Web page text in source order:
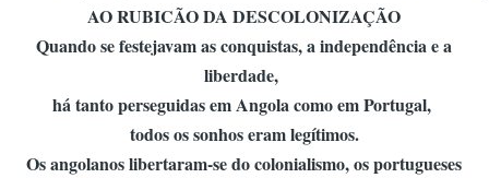
AO RUBICÃO DA DESCOLONIZAÇÃO
Quando se festejavam as conquistas, a independência e a
liberdade,
há tanto perseguidas em Angola como em Portugal,
todos os sonhos eram legítimos.
Os angolanos libertaram-se do colonialismo, os portugueses